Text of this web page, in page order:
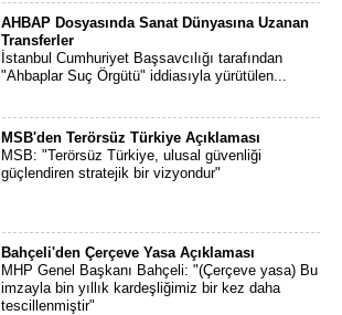
AHBAP Dosyasında Sanat Dünyasına Uzanan
Transferler
İstanbul Cumhuriyet Başsavcılığı tarafından
"Ahbaplar Suç Örgütü" iddiasıyla yürütülen...
MSB'den Terörsüz Türkiye Açıklaması
MSB: "Terörsüz Türkiye, ulusal güvenliği
güçlendiren stratejik bir vizyondur"
Bahçeli'den Çerçeve Yasa Açıklaması
MHP Genel Başkanı Bahçeli: "(Çerçeve yasa) Bu
imzayla bin yıllık kardeşliğimiz bir kez daha
tescillenmiştir"